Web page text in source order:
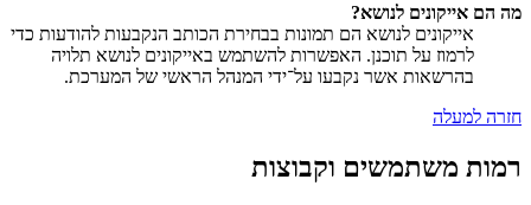
מה הם אייקונים לנושא?
אייקונים לנושא הם תמונות בבחירת הכותב הנקבעות להודעות כדי
לרמוז על תוכנן. האפשרות להשתמש באייקונים לנושא תלויה
בהרשאות אשר נקבעו על־ידי המנהל הראשי של המערכת.
חזרה למעלה
רמות משתמשים וקבוצות